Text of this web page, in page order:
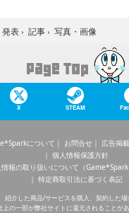
発表 › 記事 › 写真・画像
X STEAM
について お問合せ 広告掲載
個人情報保護方針
報の取り扱いについて（Game*Spark
特定商取引法に基づく表記
紹介した商品/サービスを購入、契約した場
上の一部が弊社サイトに還元されることがあ